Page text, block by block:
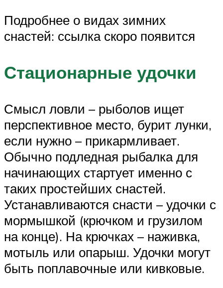
Подробнее о видах зимних
снастей: ссылка скоро появится
Стационарные удочки
Смысл ловли – рыболов ищет
перспективное место, бурит лунки,
если нужно – прикармливает.
Обычно подледная рыбалка для
начинающих стартует именно с
таких простейших снастей.
Устанавливаются снасти – удочки с
мормышкой (крючком и грузилом
на конце). На крючках – наживка,
мотыль или опарыш. Удочки могут
быть поплавочные или кивковые.